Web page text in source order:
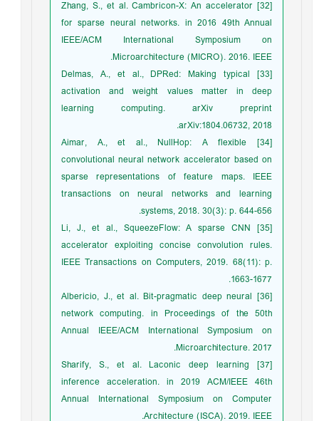
[32] Zhang, S., et al. Cambricon-X: An accelerator
for sparse neural networks. in 2016 49th Annual
IEEE/ACM International Symposium on
Microarchitecture (MICRO). 2016. IEEE.
[33] Delmas, A., et al., DPRed: Making typical
activation and weight values matter in deep
learning computing. arXiv preprint
arXiv:1804.06732, 2018.
[34] Aimar, A., et al., NullHop: A flexible
convolutional neural network accelerator based on
sparse representations of feature maps. IEEE
transactions on neural networks and learning
systems, 2018. 30(3): p. 644-656.
[35] Li, J., et al., SqueezeFlow: A sparse CNN
accelerator exploiting concise convolution rules.
IEEE Transactions on Computers, 2019. 68(11): p.
1663-1677.
[36] Albericio, J., et al. Bit-pragmatic deep neural
network computing. in Proceedings of the 50th
Annual IEEE/ACM International Symposium on
Microarchitecture. 2017.
[37] Sharify, S., et al. Laconic deep learning
inference acceleration. in 2019 ACM/IEEE 46th
Annual International Symposium on Computer
Architecture (ISCA). 2019. IEEE.